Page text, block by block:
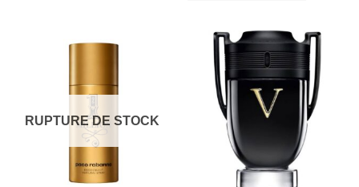
RUPTURE DE STOCK